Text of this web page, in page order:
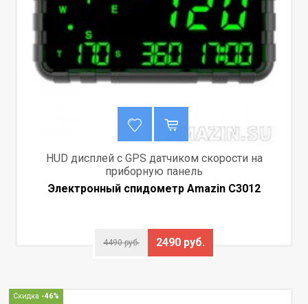
HUD дисплей с GPS датчиком скорости на
приборную панель
Электронный спидометр Amazin C3012
4490 руб. 2490 руб.
Скидка -46%